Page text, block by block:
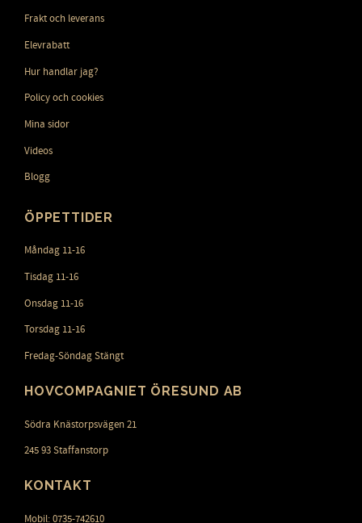
Frakt och leverans
Elevrabatt
Hur handlar jag?
Policy och cookies
Mina sidor
Videos
Blogg
ÖPPETTIDER
Måndag 11-16
Tisdag 11-16
Onsdag 11-16
Torsdag 11-16
Fredag-Söndag Stängt
HOVCOMPAGNIET ÖRESUND AB
Södra Knästorpsvägen 21
245 93 Staffanstorp
KONTAKT
Mobil: 0735-742610